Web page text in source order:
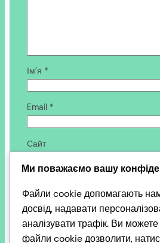
Ім’я *
Email *
Сайт
браузері для моїх подальших
Ми поважаємо вашу
Файли cookie допомагають
досвід, надавати
аналізувати трафік. Ви можете
файли cookie дозволити,